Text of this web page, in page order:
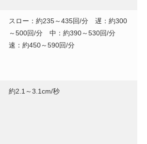
スロー：約235～435回/分 遅：約300
～500回/分 中：約390～530回/分
速：約450～590回/分
約2.1～3.1cm/秒